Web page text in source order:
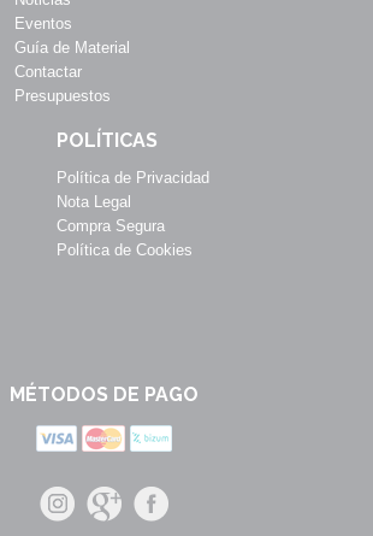
Eventos
Guía de Material
Contactar
Presupuestos
POLÍTICAS
Política de Privacidad
Nota Legal
Compra Segura
Política de Cookies
MÉTODOS DE PAGO